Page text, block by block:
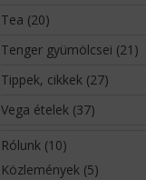
Tea (20)
Tenger gyümölcsei (21)
Tippek, cikkek(27)
Vega ételek(37)
Rólunk(10)
Közlemények(5)